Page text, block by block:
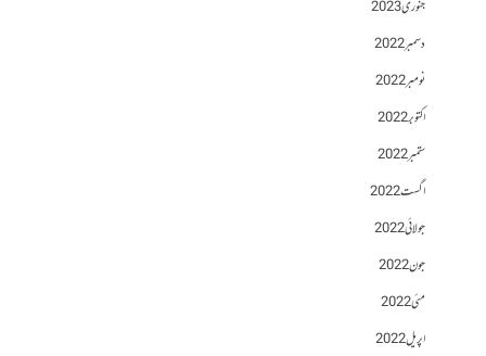
جنوری 2023
دسمبر 2022
نومبر 2022
اکتوبر 2022
ستمبر 2022
اگست 2022
جولائی 2022
جون 2022
مئی 2022
اپریل 2022